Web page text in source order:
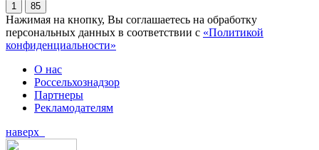
1 85
Нажимая на кнопку, Вы соглашаетесь на обработку
персональных данных в соответствии с «Политикой
конфиденциальности»
О нас
Россельхознадзор
Партнеры
Рекламодателям
наверх